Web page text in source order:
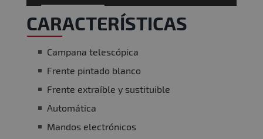
CARACTERÍSTICAS
Campana telescópica
Frente pintado blanco
Frente extraíble y sustituible
Automática
Mandos electrónicos